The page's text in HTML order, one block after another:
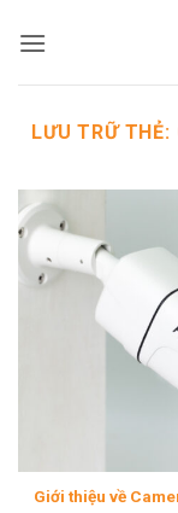
qua
LƯU TRỮ THẺ:
Giới thiệu về